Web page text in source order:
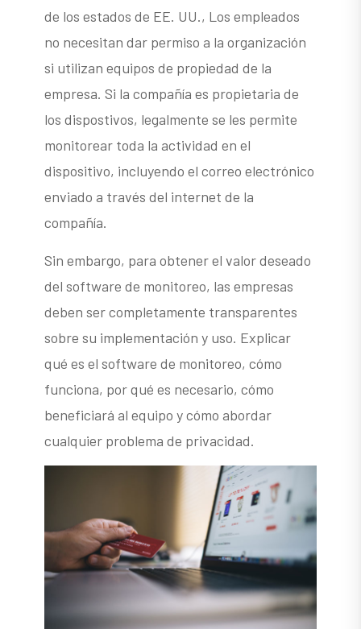
de los estados de EE. UU., Los empleados
no necesitan dar permiso a la organización
si utilizan equipos de propiedad de la
empresa. Si la compañía es propietaria de
los dispostivos, legalmente se les permite
monitorear toda la actividad en el
dispositivo, incluyendo el correo electrónico
enviado a través del internet de la
compañía.
Sin embargo, para obtener el valor deseado
del software de monitoreo, las empresas
deben ser completamente transparentes
sobre su implementación y uso. Explicar
qué es el software de monitoreo, cómo
funciona, por qué es necesario, cómo
beneficiará al equipo y cómo abordar
cualquier problema de privacidad.